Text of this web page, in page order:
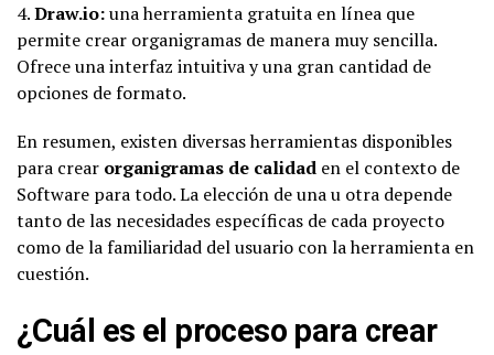
4.Draw.io:una herramienta gratuita en línea que
permite crear organigramas de manera muy sencilla.
Ofrece una interfaz intuitiva y una gran cantidad de
opciones de formato.
En resumen, existen diversas herramientas disponibles
para crear organigramas de calidad en el contexto de
Software para todo. La elección de una u otra depende
tanto de las necesidades específicas de cada proyecto
como de la familiaridad del usuario con la herramienta en
cuestión.
¿Cuál es el proceso para crear